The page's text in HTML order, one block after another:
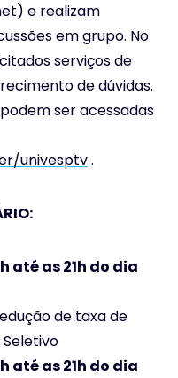
e realizam
em grupo. No
serviços de
de dúvidas.
ser acessadas
univesptv.
até as 21h do dia
de taxa de
até as 21h do dia